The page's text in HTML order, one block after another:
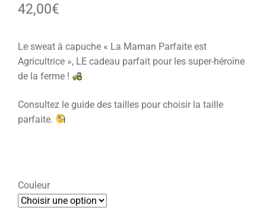
42,00€
Le sweat à capuche « La Maman Parfaite est
Agricultrice », LE cadeau parfait pour les super-héroïne
de la ferme !
Consultez le guide des tailles pour choisir la taille
parfaite.
Couleur